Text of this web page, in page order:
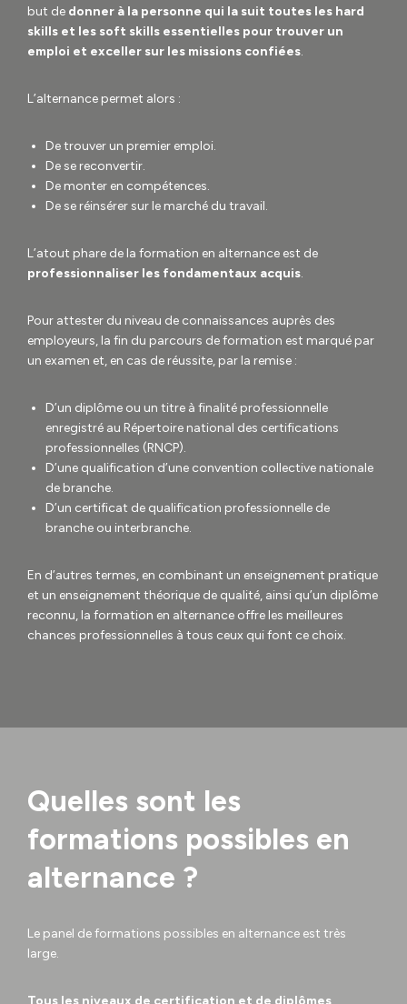
but de donner à la personne qui la suit toutes les hard
skills et les soft skills essentielles pour trouver un
emploi et exceller sur les missions confiées.
L’alternance permet alors :
De trouver un premier emploi.
De se reconvertir.
De monter en compétences.
De se réinsérer sur le marché du travail.
L’atout phare de la formation en alternance est de
professionnaliser les fondamentaux acquis.
Pour attester du niveau de connaissances auprès des
employeurs, la fin du parcours de formation est marqué par
un examen et, en cas de réussite, par la remise :
D’un diplôme ou un titre à finalité professionnelle
enregistré au Répertoire national des certifications
professionnelles (RNCP).
D’une qualification d’une convention collective nationale
de branche.
D’un certificat de qualification professionnelle de
branche ou interbranche.
En d’autres termes, en combinant un enseignement pratique
et un enseignement théorique de qualité, ainsi qu’un diplôme
reconnu, la formation en alternance offre les meilleures
chances professionnelles à tous ceux qui font ce choix.
Quelles sont les
formations possibles en
alternance ?
Le panel de formations possibles en alternance est très
large.
Tous les niveaux de certification et de diplômes